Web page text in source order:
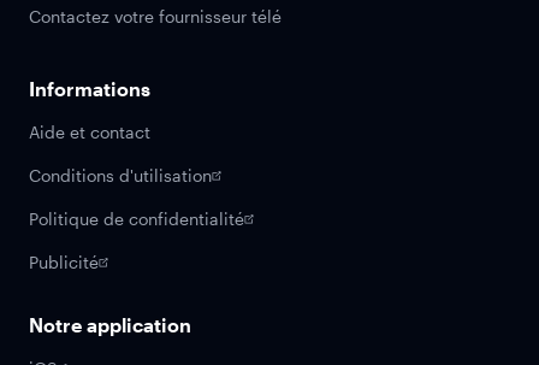
Contactez votre fournisseur télé
Informations
Aide et contact
Conditions d'utilisation
Politique de confidentialité
Publicité
Notre application